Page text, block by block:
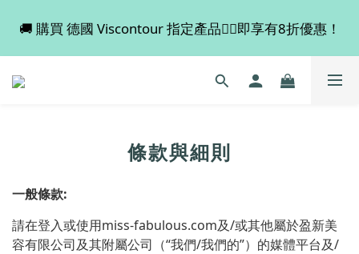
💡 全店滿 $600 免運費，買多件更抵！
🚚 購買 德國 Viscontour 指定產品👉🏻即享有8折優惠！
📢📢📢 Miss Fabulous 8月暫停德國代購服務，於9月
💡 全店滿 $600 免運費，買多件更抵！
條款與細則
一般條款:
請在登入或使用 miss-fabulous.com及/或其他屬於盈新美
容有限公司 及其附屬公司（“我們/我們的”）的媒體平台及/